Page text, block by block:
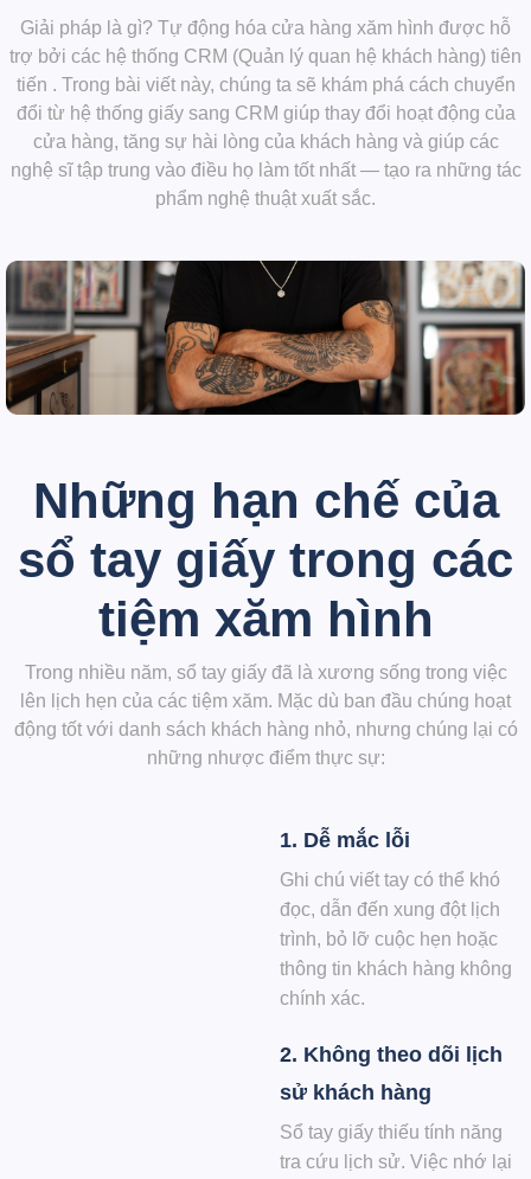
Giải pháp là gì? Tự động hóa cửa hàng xăm hình được hỗ
trợ bởi các hệ thống CRM (Quản lý quan hệ khách hàng) tiên
tiến . Trong bài viết này, chúng ta sẽ khám phá cách chuyển
đổi từ hệ thống giấy sang CRM giúp thay đổi hoạt động của
cửa hàng, tăng sự hài lòng của khách hàng và giúp các
nghệ sĩ tập trung vào điều họ làm tốt nhất — tạo ra những tác
phẩm nghệ thuật xuất sắc.
Những hạn chế của
sổ tay giấy trong các
tiệm xăm hình
Trong nhiều năm, sổ tay giấy đã là xương sống trong việc
lên lịch hẹn của các tiệm xăm. Mặc dù ban đầu chúng hoạt
động tốt với danh sách khách hàng nhỏ, nhưng chúng lại có
những nhược điểm thực sự:
1. Dễ mắc lỗi
Ghi chú viết tay có thể khó
đọc, dẫn đến xung đột lịch
trình, bỏ lỡ cuộc hẹn hoặc
thông tin khách hàng không
chính xác.
2. Không theo dõi lịch
sử khách hàng
Sổ tay giấy thiếu tính năng
tra cứu lịch sử. Việc nhớ lại